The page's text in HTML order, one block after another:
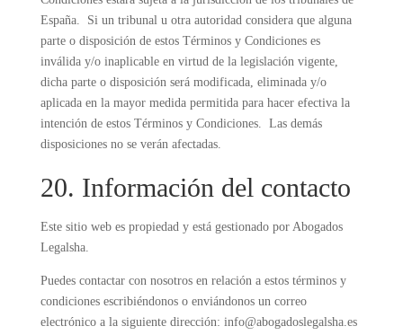
España. Si un tribunal u otra autoridad considera que alguna
parte o disposición de estos Términos y Condiciones es
inválida y/o inaplicable en virtud de la legislación vigente,
dicha parte o disposición será modificada, eliminada y/o
aplicada en la mayor medida permitida para hacer efectiva la
intención de estos Términos y Condiciones. Las demás
disposiciones no se verán afectadas.
20. Información del contacto
Este sitio web es propiedad y está gestionado por Abogados
Legalsha.
Puedes contactar con nosotros en relación a estos términos y
condiciones escribiéndonos o enviándonos un correo
electrónico a la siguiente dirección: info@abogadoslegalsha.es